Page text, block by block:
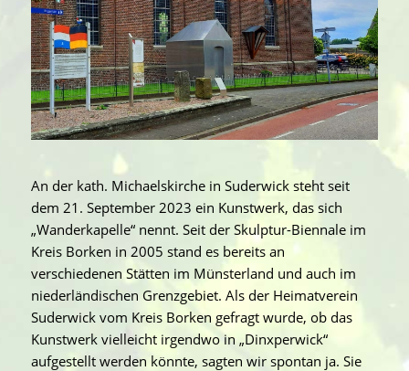
An der kath. Michaelskirche in Suderwick steht seit
dem 21. September 2023 ein Kunstwerk, das sich
„Wanderkapelle“ nennt. Seit der Skulptur-Biennale im
Kreis Borken in 2005 stand es bereits an
verschiedenen Stätten im Münsterland und auch im
niederländischen Grenzgebiet. Als der Heimatverein
Suderwick vom Kreis Borken gefragt wurde, ob das
Kunstwerk vielleicht irgendwo in „Dinxperwick“
aufgestellt werden könnte, sagten wir spontan ja. Sie